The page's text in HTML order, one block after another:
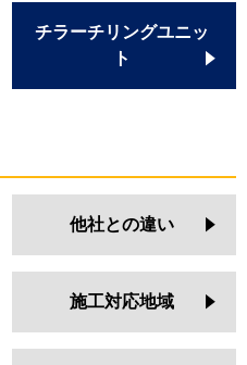
チラーチリングユニッ
ト
他社との違い
施工対応地域